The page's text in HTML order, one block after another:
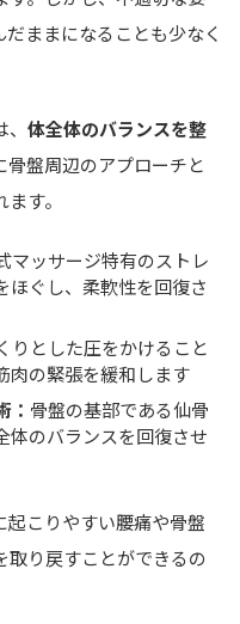
ままになることも少なく
体全体のバランスを整
骨盤周辺のアプローチと
す。
マッサージ特有のストレ
ほぐし、柔軟性を回復さ
りとした圧をかけること
肉の緊張を緩和します
： 骨盤の基部である仙骨
体のバランスを回復させ
起こりやすい腰痛や骨盤
取り戻すことができるの